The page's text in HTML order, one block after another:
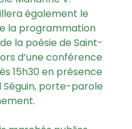
également le
la programmation
la poésie de Saint-
d’une conférence
15h30 en présence
porte-parole